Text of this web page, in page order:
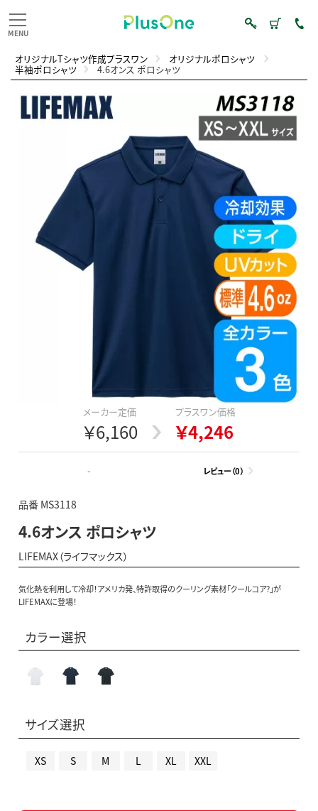
オリジナルTシャツ作成プラスワン オリジナルポロシャツ
半袖ポロシャツ 4.6オンス ポロシャツ
メーカー定価
￥6,160
プラスワン価格
￥4,246
- レビュー（0）
品番 MS3118
4.6オンス ポロシャツ
LIFEMAX（ライフマックス）
気化熱を利用して冷却！アメリカ発、特許取得のクーリング素材「クールコア?」が
LIFEMAXに登場！
カラー選択
サイズ選択
XS S M L XL XXL